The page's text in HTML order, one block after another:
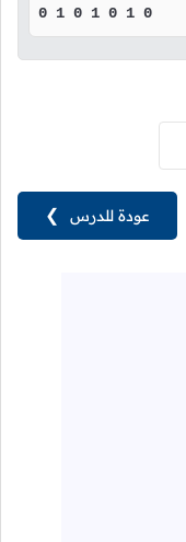
0 1 0 1 0 1 0
عودة للدرس ❯